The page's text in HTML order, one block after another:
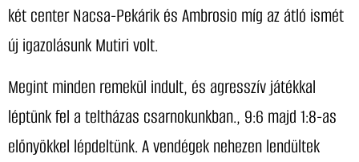
két center Nacsa-Pekárik és Ambrosio míg az átló ismét
új igazolásunk Mutiri volt.
Megint minden remekül indult, és agresszív játékkal
léptünk fel a teltházas csarnokunkban., 9:6 majd 1:8-as
előnyökkel lépdeltünk. A vendégek nehezen lendültek